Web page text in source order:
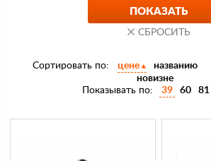
Сортировать по: цене названию
новизне
Показывать по:
39 60 81